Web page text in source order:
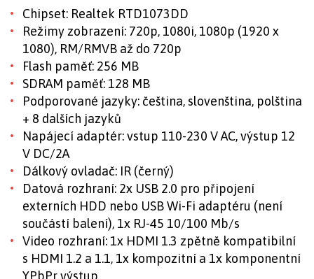
Chipset: Realtek RTD1073DD
Režimy zobrazení: 720p, 1080i, 1080p (1920 x
1080), RM/RMVB až do 720p
Flash paměť: 256 MB
SDRAM paměť: 128 MB
Podporované jazyky: čeština, slovenština, polština
+ 8 dalších jazyků
Napájecí adaptér: vstup 110-230 V AC, výstup 12
V DC/2A
Dálkový ovladač: IR (černý)
Datová rozhraní: 2x USB 2.0 pro připojení
externích HDD nebo USB Wi-Fi adaptéru (není
součástí balení), 1x RJ-45 10/100 Mb/s
Video rozhraní: 1x HDMI 1.3 zpětně kompatibilní
s HDMI 1.2 a 1.1, 1x kompozitní a 1x komponentní
YPbPr výstup